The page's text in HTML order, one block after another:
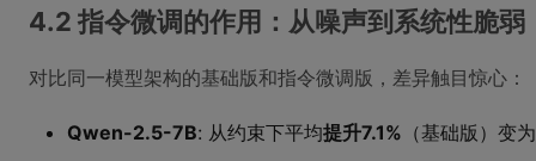
4.2 指令微调的作用：从噪声到系统性脆弱
对比同一模型架构的基础版和指令微调版，差异触目惊心：
Qwen-2.5-7B: 从约束下平均提升7.1% （基础版）变为